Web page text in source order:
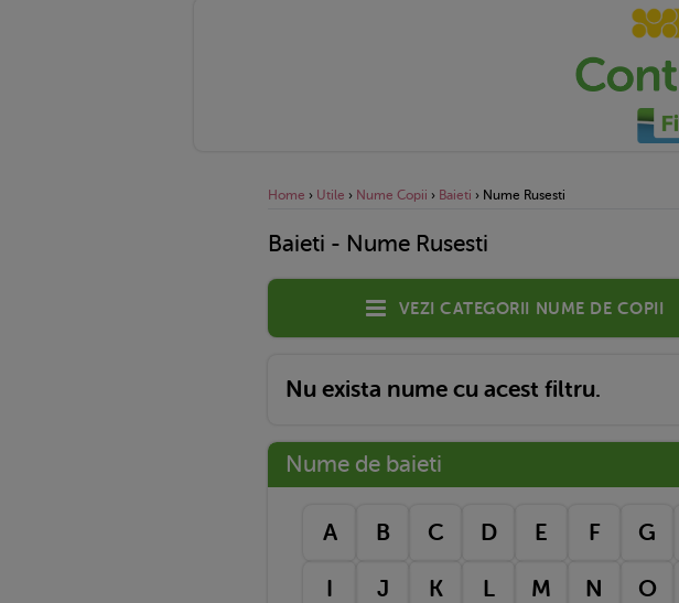
Home › Utile › Nume Copii › Baieti › Nume Rusesti
Baieti - Nume Rusesti
Vezi categorii nume de copii
Nu exista nume cu acest filtru.
Nume de baieti
A B C D E F G
I J K L M N O